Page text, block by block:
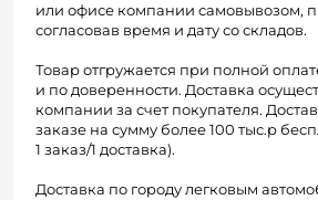
или офисе компании самовывозом,
согласовав время и дату со складов.
Товар отгружается при полной
и по доверенности. Доставка
компании за счет покупателя.
заказе на сумму более 100 тыс.р
1 заказ/1 доставка).
Доставка по городу легковым